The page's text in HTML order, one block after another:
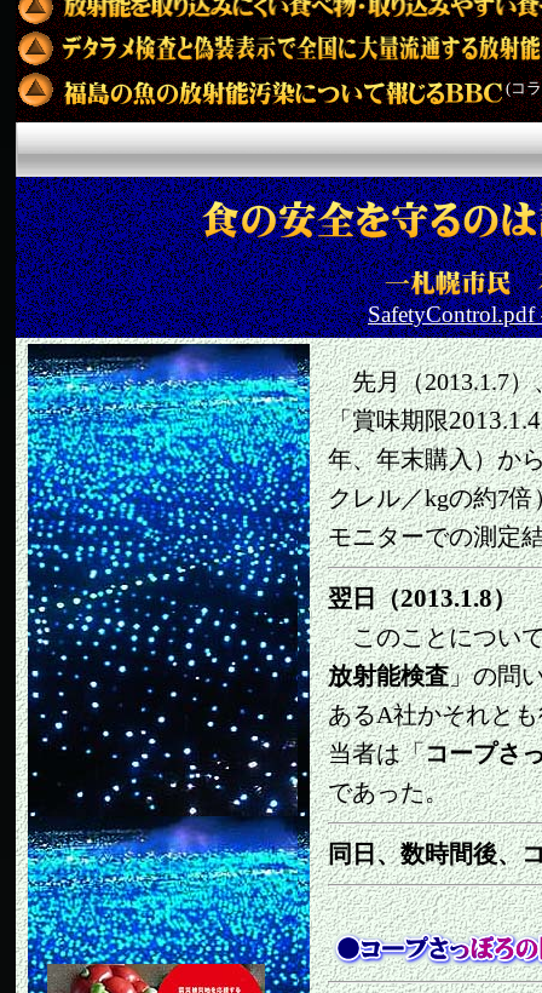
(コ
先月（2013.1.7）
「賞味期限2013.1.4
年、年末購入）か
クレル／kgの約7
モニターでの測定
翌日（2013.1.8）
このことについ
放射能検査」の問
あるA社かそれと
当者は「コープさ
であった。
同日、数時間後、